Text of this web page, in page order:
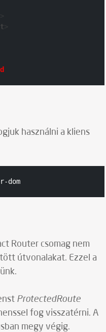
használni a kliens
dom
Router csomag nem
útvonalakat. Ezzel a
ProtectedRoute
fog visszatérni. A
megy végig.